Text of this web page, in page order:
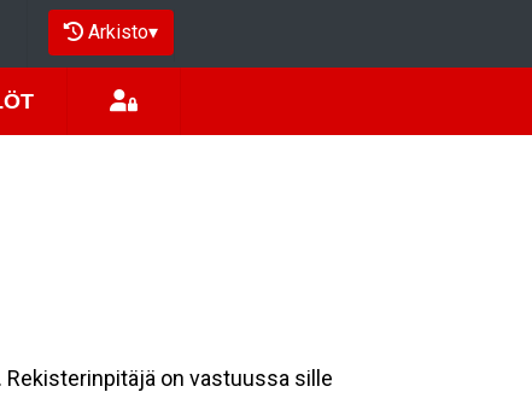
Arkisto▾
on vastuussa sille